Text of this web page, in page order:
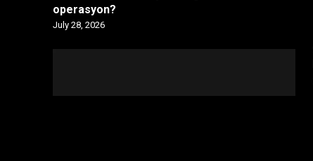
operasyon?
July 28, 2026